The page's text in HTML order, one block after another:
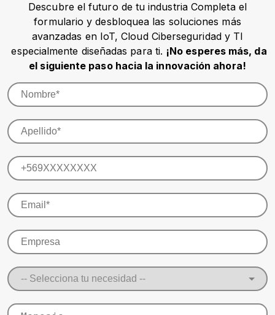
Descubre el futuro de tu industria Completa el
formulario y desbloquea las soluciones más
avanzadas en IoT, Cloud Ciberseguridad y TI
especialmente diseñadas para ti. ¡No esperes más, da
el siguiente paso hacia la innovación ahora!